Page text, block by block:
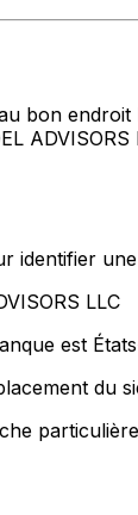
bon
identifier
LLC
est
du